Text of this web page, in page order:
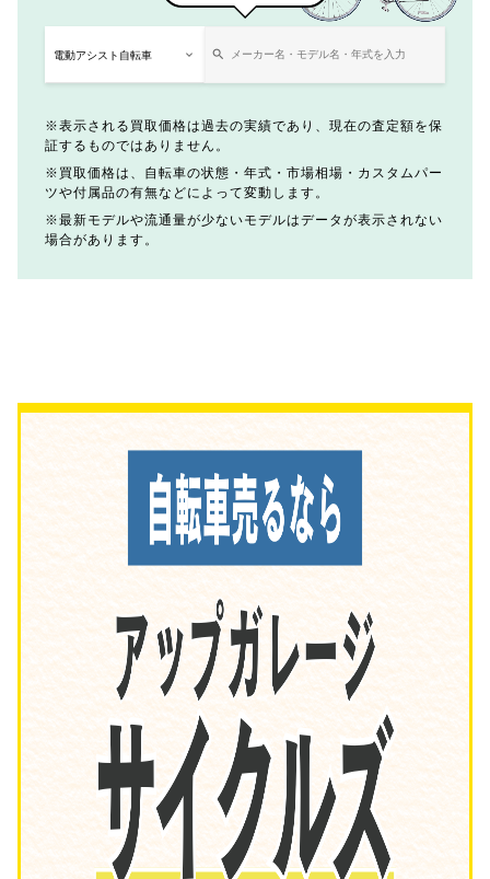
表示される買取価格は過去の実績であり、現在の査定額を保
証するものではありません。
買取価格は、自転車の状態・年式・市場相場・カスタムパー
ツや付属品の有無などによって変動します。
最新モデルや流通量が少ないモデルはデータが表示されない
場合があります。